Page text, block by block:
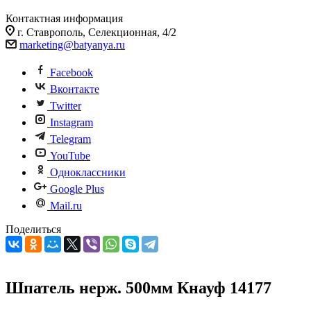
Контактная информация
г. Ставрополь, Селекционная, 4/2
marketing@batyanya.ru
Facebook
Вконтакте
Twitter
Instagram
Telegram
YouTube
Одноклассники
Google Plus
Mail.ru
Поделиться
Шпатель нерж. 500мм Кнауф 14177